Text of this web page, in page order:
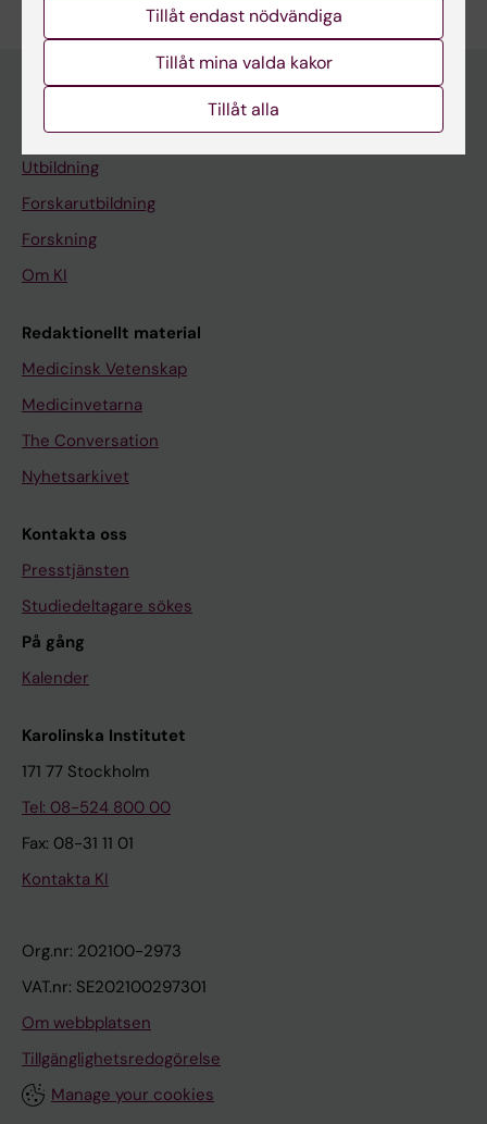
Upptäck KI
Utbildning
Forskarutbildning
Forskning
Om KI
Redaktionellt material
Medicinsk Vetenskap
Medicinvetarna
The Conversation
Nyhetsarkivet
Kontakta oss
Presstjänsten
Studiedeltagare sökes
På gång
Kalender
Karolinska Institutet
171 77 Stockholm
Tel: 08-524 800 00
Fax: 08-31 11 01
Kontakta KI
Org.nr: 202100-2973
VAT.nr: SE202100297301
Om webbplatsen
Tillgänglighetsredogörelse
Manage your cookies
Tillåt endast nödvändiga
Tillåt mina valda kakor
Tillåt alla